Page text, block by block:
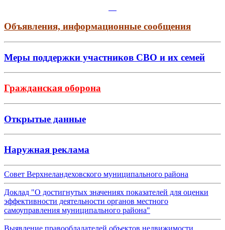
Объявления, информационные сообщения
Меры поддержки участников СВО и их семей
Гражданская оборона
Открытые данные
Наружная реклама
Совет Верхнеландеховского муниципального района
Доклад "О достигнутых значениях показателей для оценки
эффективности деятельности органов местного
самоуправления муниципального района"
Выявление правообладателей объектов недвижимости